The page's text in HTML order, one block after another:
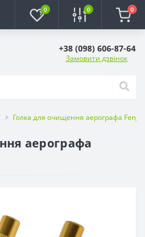
0 0 0
+38 (098) 606-87-64
Замовити дзвінок
Голка для очищення аерографа
аерографа